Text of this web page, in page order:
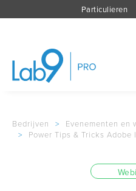
Particulieren
Bedrijven >
Evenementen en
>
Power Tips & Tricks